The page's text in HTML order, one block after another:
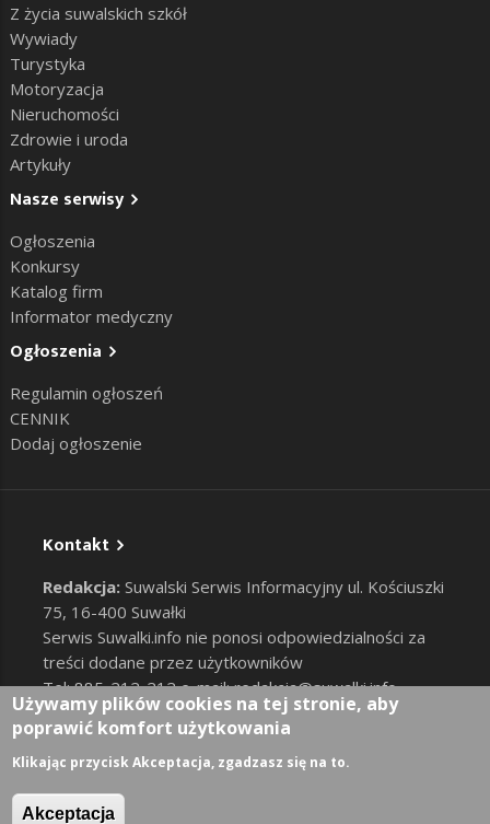
Z życia suwalskich szkół
Wywiady
Turystyka
Motoryzacja
Nieruchomości
Zdrowie i uroda
Artykuły
Nasze serwisy
Ogłoszenia
Konkursy
Katalog firm
Informator medyczny
Ogłoszenia
Regulamin ogłoszeń
CENNIK
Dodaj ogłoszenie
Kontakt
Redakcja: Suwalski Serwis Informacyjny ul. Kościuszki
75, 16-400 Suwałki
Serwis Suwalki.info nie ponosi odpowiedzialności za
treści dodane przez użytkowników
Tel: 885-212-212 e-mail:redakcja@suwalki.info,
reklama@suwalki.info
RODO |Cookies
User account menu
Zaloguj
Używamy plików cookies na tej stronie, aby
poprawić komfort użytkowania
Klikając przycisk Akceptacja, zgadzasz się na to.
Akceptacja